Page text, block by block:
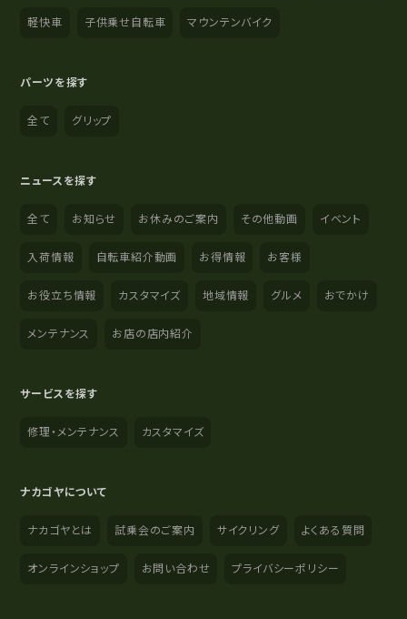
軽快車 子供乗せ自転車 マウンテンバイク
パーツを探す
全て グリップ
ニュースを探す
全て お知らせ お休みのご案内 その他動画 イベント
入荷情報 自転車紹介動画 お得情報 お客様
お役立ち情報 カスタマイズ 地域情報 グルメ おでかけ
メンテナンス お店の店内紹介
サービスを探す
修理・メンテナンス カスタマイズ
ナカゴヤについて
ナカゴヤとは 試乗会のご案内 サイクリング よくある質問
オンラインショップ お問い合わせ プライバシーポリシー